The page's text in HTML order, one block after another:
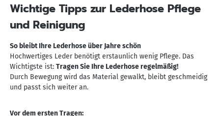
Wichtige Tipps zur Lederhose Pflege
und Reinigung
So bleibt Ihre Lederhose über Jahre schön
Hochwertiges Leder benötigt erstaunlich wenig Pflege. Das
Wichtigste ist: Tragen Sie Ihre Lederhose regelmäßig!
Durch Bewegung wird das Material gewalkt, bleibt geschmeidig
und passt sich weiter an.
Vor dem ersten Tragen: